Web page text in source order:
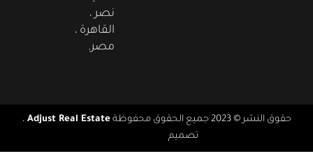
نصر ،
القاهرة ،
مصر.
حقوق النشر © 2023 جميع الحقوق محفوظة Adjust Real Estate ،
تصميمReal Agency